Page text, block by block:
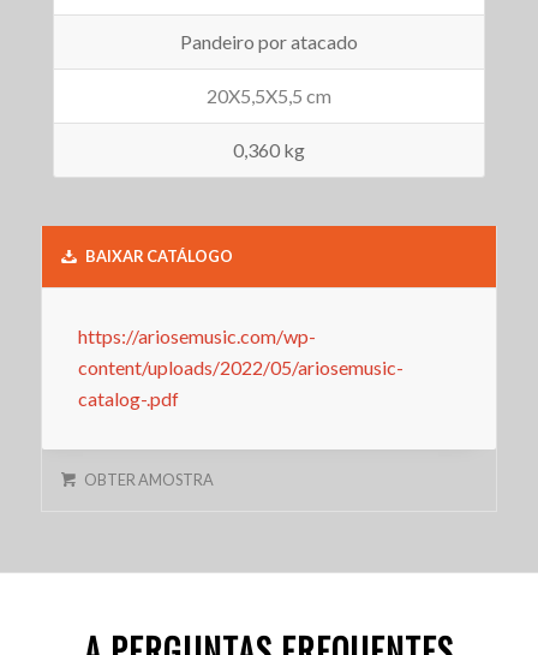
Pandeiro por atacado
20X5,5X5,5 cm
0,360 kg
BAIXAR CATÁLOGO
https://ariosemusic.com/wp-
content/uploads/2022/05/ariosemusic-
catalog-.pdf
OBTER AMOSTRA